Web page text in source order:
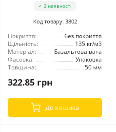
В наявності
Код товару: 3802
Покриття:
без покриття
Щільність:
135 кг/м3
Матеріал:
Базальтова вата
Фасовка:
Упаковка
Товщина:
50 мм
322.85 грн
До кошика